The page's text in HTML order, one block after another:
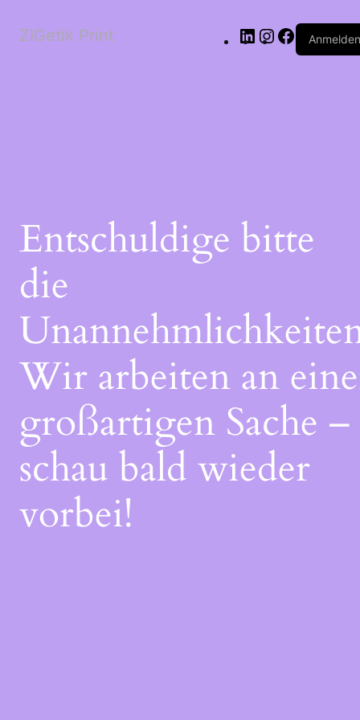
ZIGetik Print Anmelden
Entschuldige bitte
die
Wir arbeiten an
großartigen Sache –
schau bald wieder
vorbei!